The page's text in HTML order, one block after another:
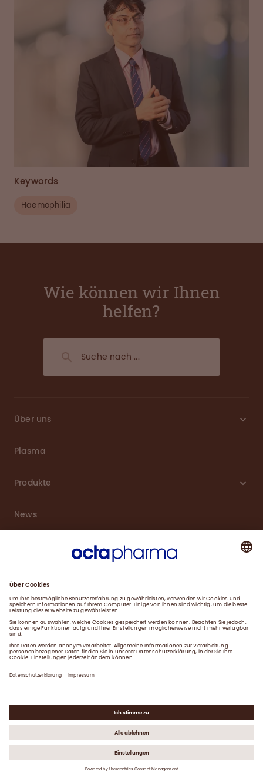
Keywords
Haemophilia
Wie können wir Ihnen
helfen?
Über uns
Plasma
Produkte
News
Downloads
©2026 Octapharma GmbH
Kontakt Impressum Datenschutzerklärung